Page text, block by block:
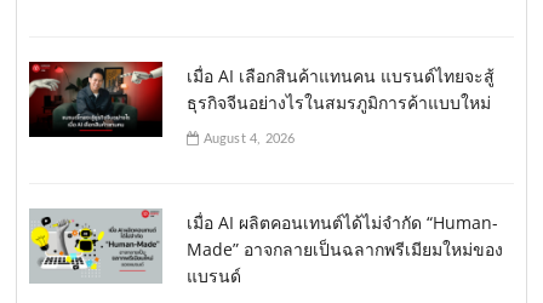
เมื่อ AI เลือกสินค้าแทนคน แบรนด์ไทยจะสู้
ธุรกิจจีนอย่างไรในสมรภูมิการค้าแบบใหม่
August 4, 2026
เมื่อ AI ผลิตคอนเทนต์ได้ไม่จำกัด “Human-
Made” อาจกลายเป็นฉลากพรีเมียมใหม่ของ
แบรนด์